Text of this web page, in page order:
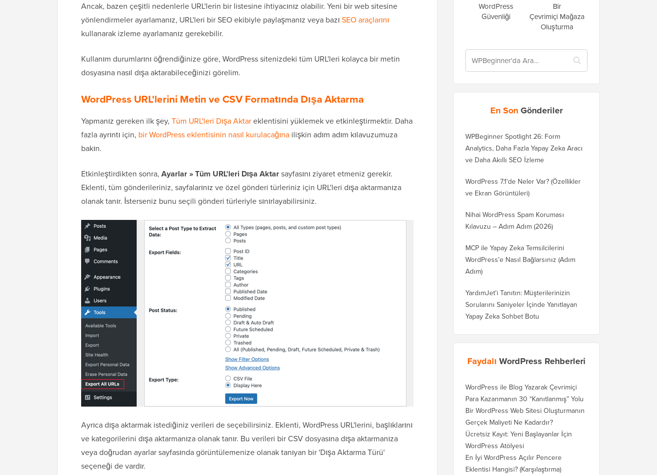
Ancak, bazen çeşitli nedenlerle URL'lerin bir listesine ihtiyacınız olabilir. Yeni bir web sitesine
yönlendirmeler ayarlamanız, URL'leri bir SEO ekibiyle paylaşmanız veya bazı SEO araçlarını
kullanarak izleme ayarlamanız gerekebilir.
Kullanım durumlarını öğrendiğinize göre, WordPress sitenizdeki tüm URL'leri kolayca bir metin
dosyasına nasıl dışa aktarabileceğinizi görelim.
WordPress URL'lerini Metin ve CSV Formatında Dışa Aktarma
Yapmanız gereken ilk şey, Tüm URL'leri Dışa Aktareklentisini yüklemek ve etkinleştirmektir. Daha
fazla ayrıntı için, bir WordPress eklentisinin nasıl kurulacağına ilişkin adım adım kılavuzumuza
bakın.
Etkinleştirdikten sonra, Ayarlar » Tüm URL'leri Dışa Aktarsayfasını ziyaret etmeniz gerekir.
Eklenti, tüm gönderileriniz, sayfalarınız ve özel gönderi türleriniz için URL'leri dışa aktarmanıza
olanak tanır. İsterseniz bunu seçili gönderi türleriyle sınırlayabilirsiniz.
Ayrıca dışa aktarmak istediğiniz verileri de seçebilirsiniz. Eklenti, WordPress URL'lerini, başlıklarını
ve kategorilerini dışa aktarmanıza olanak tanır. Bu verileri bir CSV dosyasına dışa aktarmanıza
veya doğrudan ayarlar sayfasında görüntülemenize olanak tanıyan bir 'Dışa Aktarma Türü'
seçeneği de vardır.
WordPress
Güvenliği
Bir
Çevrimiçi Mağaza
Oluşturma
En SonGönderiler
WPBeginner Spotlight 26: Form
Analytics, Daha Fazla Yapay Zeka Aracı
ve Daha Akıllı SEO İzleme
WordPress 7.1'de Neler Var? (Özellikler
ve Ekran Görüntüleri)
Nihai WordPress Spam Koruması
Kılavuzu – Adım Adım (2026)
MCP ile Yapay Zeka Temsilcilerini
WordPress'e Nasıl Bağlarsınız (Adım
Adım)
YardımJet'i Tanıtın: Müşterilerinizin
Sorularını Saniyeler İçinde Yanıtlayan
Yapay Zeka Sohbet Botu
Faydalı WordPress Rehberleri
WordPress ile Blog Yazarak Çevrimiçi
Para Kazanmanın 30 “Kanıtlanmış” Yolu
Bir WordPress Web Sitesi Oluşturmanın
Gerçek Maliyeti Ne Kadardır?
Ücretsiz Kayıt: Yeni Başlayanlar İçin
WordPress Atölyesi
En İyi WordPress Açılır Pencere
Eklentisi Hangisi? (Karşılaştırma)